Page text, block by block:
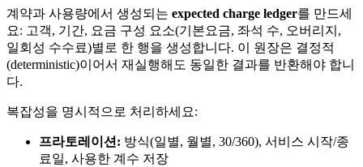
계약과 사용량에서 생성되는 expected charge ledger를 만드세
요: 고객, 기간, 요금 구성 요소(기본요금, 좌석 수, 오버리지,
일회성 수수료)별로 한 행을 생성합니다. 이 원장은 결정적
(deterministic)이어서 재실행해도 동일한 결과를 반환해야 합니
다.
복잡성을 명시적으로 처리하세요:
프라토레이션: 방식(일별, 월별, 30/360), 서비스 시작/종
료일, 사용한 계수 저장